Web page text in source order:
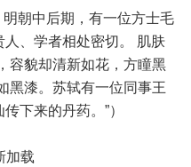
明朝中后期，有一位方士毛
、学者相处密切。 肌肤
容貌却清新如花，方瞳黑
黑漆。苏轼有一位同事王
下来的丹药。”）
加载